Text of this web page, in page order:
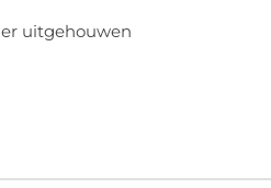
uitgehouwen